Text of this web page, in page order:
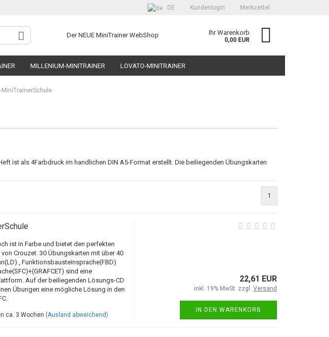
DE
Wohnort
Kundenlogin
Passwort vergessen?
Merkzettel
Der NEUE MiniTrainer WebShop Ihr Warenkorb
0,00 EUR
MILLENIUM-MINITRAINER LOVATO-MINITRAINER
AUTOMATION-STARTER-SET FÜR DEN TECHNIKUNTERRICHT
MiniTrainerSchule
ist als 4Farbdruck im handlichen DIN A5-Format erstellt. Die beiliegenden Übungskarten
1
ist in Farbe und bietet den perfekten
Crouzet. 30 Übungskarten mit über 40
, Funktionsbausteinsprache(FBD)
sind eine
Auf der beiliegenden Lösungs-CD
Übungen eine mögliche Lösung in den
ca. 3 Wochen (Ausland abweichend)
22,61 EUR
inkl. 19% MwSt. zzgl. Versand
IN DEN WARENKORB